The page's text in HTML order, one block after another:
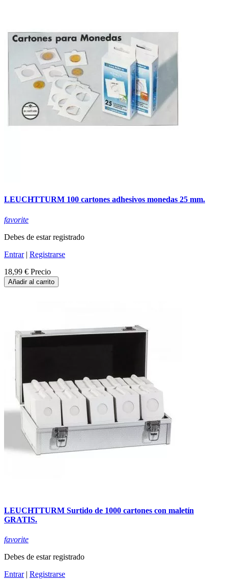
LEUCHTTURM 100 cartones adhesivos monedas 25 mm.
favorite
Debes de estar registrado
Entrar| Registrarse
18,99 € Precio
Añadir al carrito
LEUCHTTURM Surtido de 1000 cartones con maletín
GRATIS.
favorite
Debes de estar registrado
Entrar| Registrarse